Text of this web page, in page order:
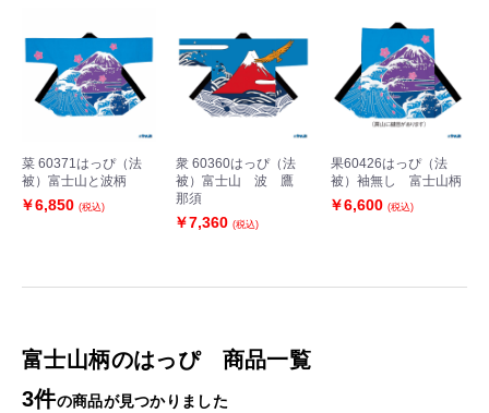
菜 60371はっぴ（法
被）富士山と波柄
￥6,850 (税込)
衆 60360はっぴ（法
被）富士山 波 鷹
那須
￥7,360(税込)
果60426はっぴ（法
被）袖無し 富士山柄
￥6,600 (税込)
富士山柄のはっぴ 商品一覧
3件の商品が見つかりました